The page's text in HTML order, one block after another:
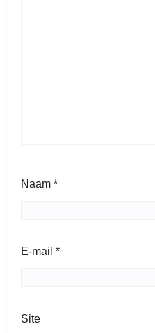
Naam *
E-mail *
Site